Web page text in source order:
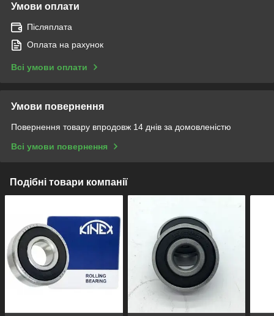
Умови оплати
Післяплата
Оплата на рахунок
Всі умови оплати
Умови повернення
Повернення товару впродовж 14 днів за домовленістю
Всі умови повернення
Подібні товари компанії